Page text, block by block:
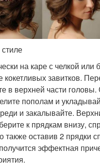
на каре с челкой или
кокетливых завитков.
в верхней части
пополам и
и закалывайте.
к прядкам внизу,
также оставив 2 прядки
эффектная